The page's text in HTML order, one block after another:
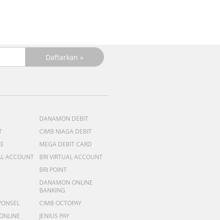
DANAMON DEBIT
CIMB NIAGA DEBIT
MEGA DEBIT CARD
ACCOUNT
BRI VIRTUAL ACCOUNT
BRI POINT
DANAMON ONLINE
BANKING
CIMB OCTOPAY
JENIUS PAY